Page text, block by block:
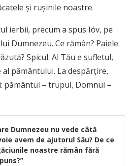
şi ruşinile noastre.
ierbii, precum a spus Ióv, pe
Dumnezeu. Ce rămân? Paiele.
Spicul. Al Tău e sufletul,
pământului. La despărţire,
pământul – trupul, Domnul –
Dumnezeu nu vede câtă
avem de ajutorul Său? De ce
noastre rămân fără